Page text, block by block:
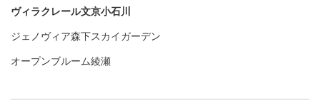
ヴィラクレール文京小石川
ジェノヴィア森下スカイガーデン
オープンブルーム綾瀬